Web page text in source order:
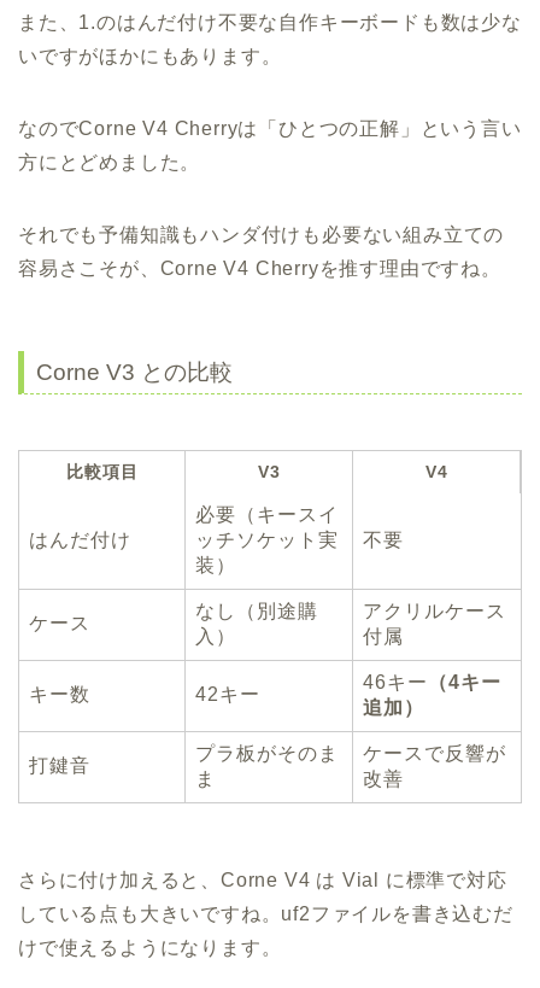
また、1.のはんだ付け不要な自作キーボードも数は少な
いですがほかにもあります。
なのでCorne V4 Cherryは「ひとつの正解」という言い
方にとどめました。
それでも予備知識もハンダ付けも必要ない組み立ての
容易さこそが、Corne V4 Cherryを推す理由ですね。
Corne V3 との比較
比較項目 V3 V4
はんだ付け
必要（キースイ
ッチソケット実
装）
不要
ケース
なし（別途購
入）
アクリルケース
付属
キー数 42キー
46キー
（4キー
追加）
打鍵音
プラ板がそのま
ま
ケースで反響が
改善
さらに付け加えると、Corne V4 は Vial に標準で対応
している点も大きいですね。uf2ファイルを書き込むだ
けで使えるようになります。